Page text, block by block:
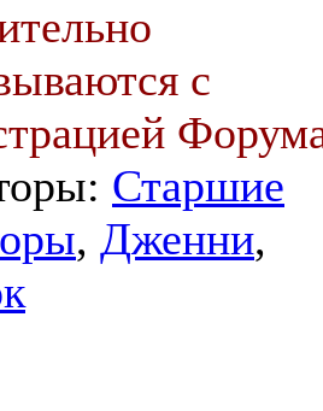
с
Старшие
, Дженни,